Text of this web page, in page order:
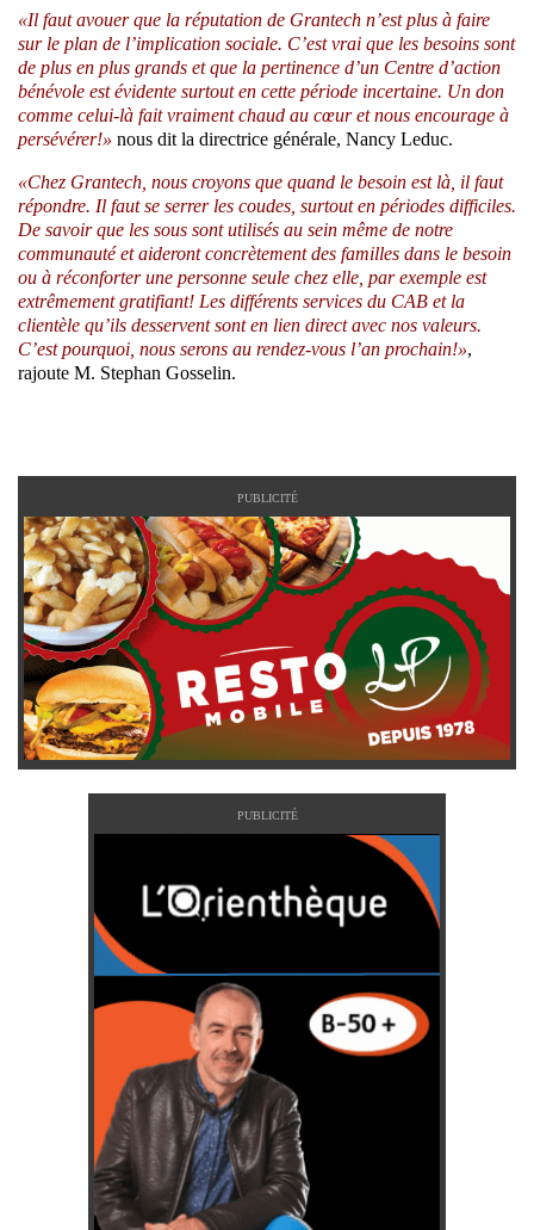
«Il faut avouer que la réputation de Grantech n’est plus à faire
sur le plan de l’implication sociale. C’est vrai que les besoins sont
de plus en plus grands et que la pertinence d’un Centre d’action
bénévole est évidente surtout en cette période incertaine. Un don
comme celui-là fait vraiment chaud au cœur et nous encourage à
persévérer!» nous dit la directrice générale, Nancy Leduc.
«Chez Grantech, nous croyons que quand le besoin est là, il faut
répondre. Il faut se serrer les coudes, surtout en périodes difficiles.
De savoir que les sous sont utilisés au sein même de notre
communauté et aideront concrètement des familles dans le besoin
ou à réconforter une personne seule chez elle, par exemple est
extrêmement gratifiant! Les différents services du CAB et la
clientèle qu’ils desservent sont en lien direct avec nos valeurs.
C’est pourquoi, nous serons au rendez-vous l’an prochain!»,
rajoute M. Stephan Gosselin.
PUBLICITÉ
PUBLICITÉ